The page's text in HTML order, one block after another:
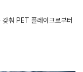
춰 PET 플레이크로부터